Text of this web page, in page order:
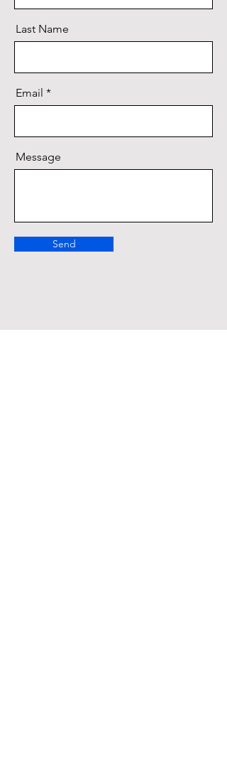
Last Name
Email
Message
Send